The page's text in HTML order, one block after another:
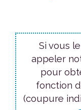
Si vous
appeler
pour
fonction
(coupure